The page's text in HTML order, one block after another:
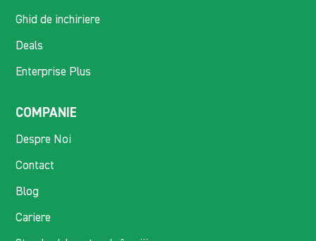
Ghid de inchiriere
Deals
Enterprise Plus
COMPANIE
Despre Noi
Contact
Blog
Cariere